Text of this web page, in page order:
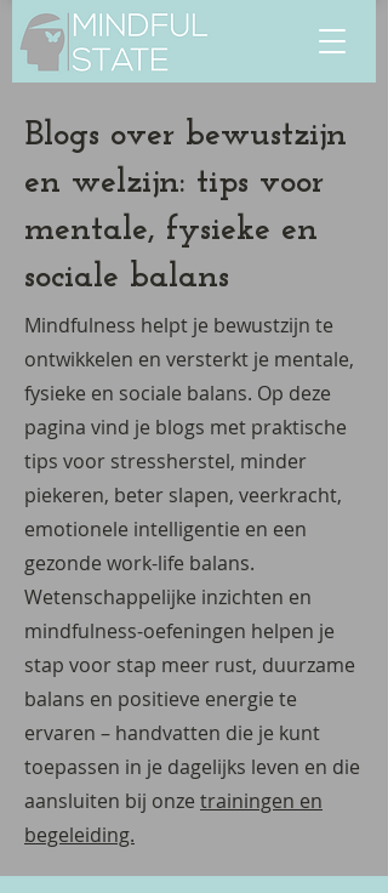
Blogs over bewustzijn
en welzijn: tips voor
mentale, fysieke en
sociale balans
Mindfulness helpt je bewustzijn te
ontwikkelen en versterkt je mentale,
fysieke en sociale balans. Op deze
pagina vind je blogs met praktische
tips voor stressherstel, minder
piekeren, beter slapen, veerkracht,
emotionele intelligentie en een
gezonde work-life balans.
Wetenschappelijke inzichten en
mindfulness-oefeningen helpen je
stap voor stap meer rust, duurzame
balans en positieve energie te
ervaren – handvatten die je kunt
toepassen in je dagelijks leven en die
aansluiten bij onze trainingen en
begeleiding.